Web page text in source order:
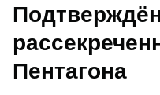
Пентагона